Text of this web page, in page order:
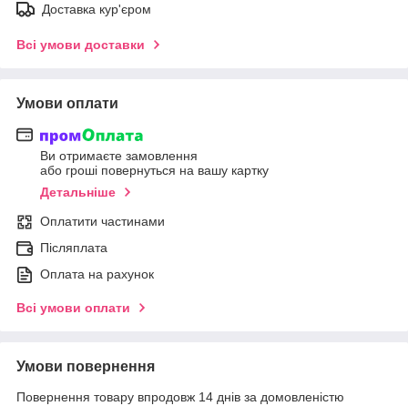
Доставка кур'єром
Всі умови доставки
Умови оплати
Ви отримаєте замовлення
або гроші повернуться на вашу картку
Детальніше
Оплатити частинами
Післяплата
Оплата на рахунок
Всі умови оплати
Умови повернення
Повернення товару впродовж 14 днів за домовленістю